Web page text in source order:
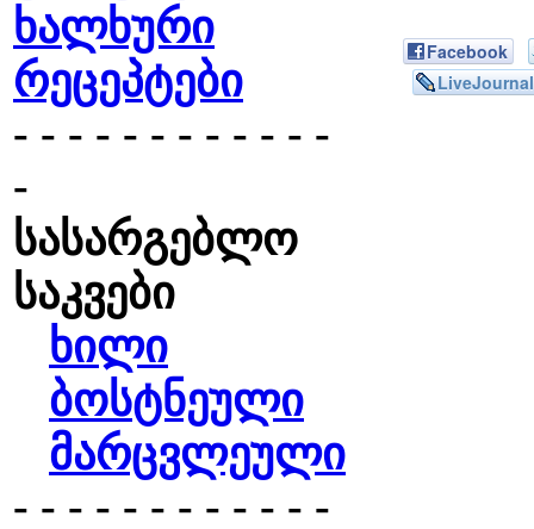
ხალხური
რეცეპტები
- - - - - - - - - - - -
-
სასარგებლო
საკვები
ხილი
ბოსტნეული
მარცვლეული
- - - - - - - - - - - -
Facebook
LiveJournal